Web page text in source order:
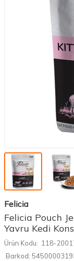
Felicia
Felicia Pouch
Yavru Kedi
Ürün Kodu: 118-
Barkod: